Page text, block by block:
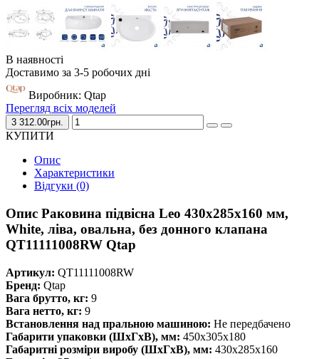
В наявності
Доставимо за 3-5 робочих дні
Виробник: Qtap
Перегляд всіх моделей
3 312.00грн.
КУПИТИ
Опис
Характеристики
Відгуки (0)
Опис Раковина підвісна Leo 430x285x160 мм,
White, ліва, овальна, без донного клапана
QT11111008RW Qtap
Артикул: QT11111008RW
Бренд: Qtap
Вага брутто, кг: 9
Вага нетто, кг: 9
Встановлення над пральною машиною: Не передбачено
Габарити упаковки (ШхГхВ), мм: 450x305x180
Габаритні розміри виробу (ШхГхВ), мм: 430x285x160